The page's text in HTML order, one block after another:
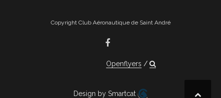
Copyright Club Aéronautique de Saint André
Openflyers
Design by Smartcat